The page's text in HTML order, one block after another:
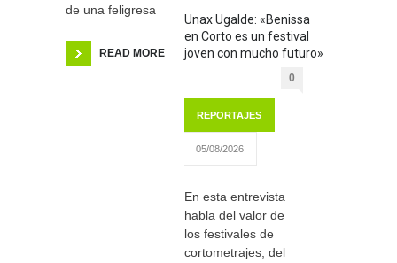
de una feligresa
READ MORE
Unax Ugalde: «Benissa
en Corto es un festival
joven con mucho futuro»
0
REPORTAJES
05/08/2026
En esta entrevista
habla del valor de
los festivales de
cortometrajes, del